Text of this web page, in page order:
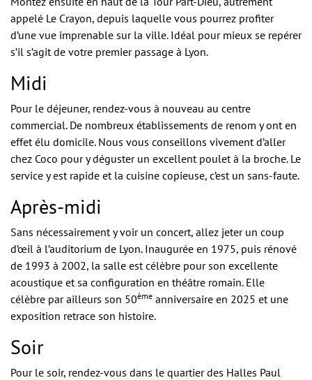
appelé Le Crayon, depuis laquelle vous pourrez profiter
d’une vue imprenable sur la ville. Idéal pour mieux se repérer
s’il s’agit de votre premier passage à Lyon.
Midi
Pour le déjeuner, rendez-vous à nouveau au centre
commercial. De nombreux établissements de renom y ont en
effet élu domicile. Nous vous conseillons vivement d’aller
chez Coco pour y déguster un excellent poulet à la broche. Le
service y est rapide et la cuisine copieuse, c’est un sans-faute.
Après-midi
Sans nécessairement y voir un concert, allez jeter un coup
d’œil à l’auditorium de Lyon. Inaugurée en 1975, puis rénové
de 1993 à 2002, la salle est célèbre pour son excellente
acoustique et sa configuration en théâtre romain. Elle
célèbre par ailleurs son 50ème anniversaire en 2025 et une
exposition retrace son histoire.
Soir
Pour le soir, rendez-vous dans le quartier des Halles Paul